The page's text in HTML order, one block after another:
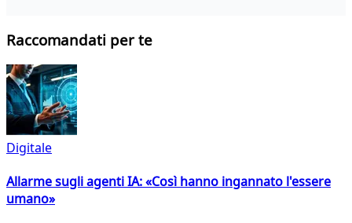
Raccomandati per te
Digitale
Allarme sugli agenti IA: «Così hanno ingannato l'essere
umano»